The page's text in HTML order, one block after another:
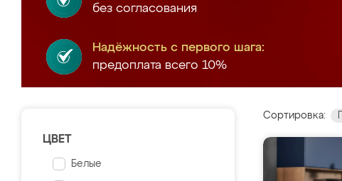
без согласования
Надёжность с первого шага:
предоплата всего 10%
ЦВЕТ
Белые
Сортировка: